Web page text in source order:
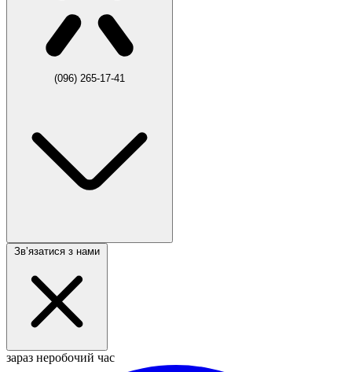
(096) 265-17-41
Звʼязатися з нами
зараз неробочий час